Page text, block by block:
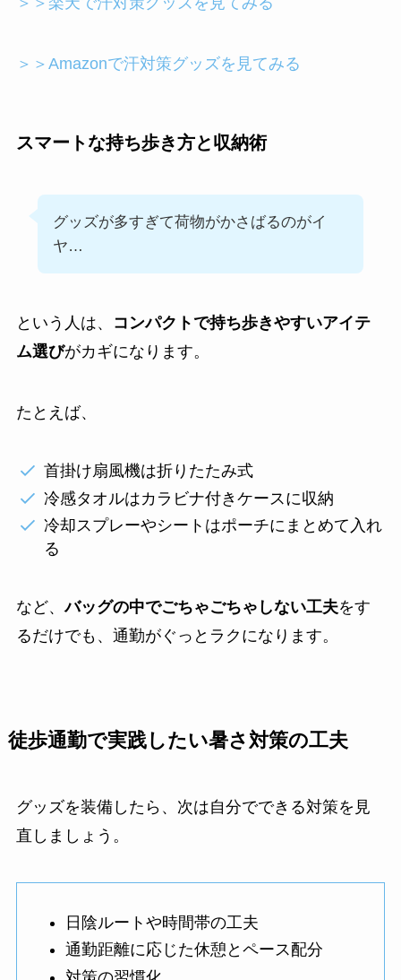
＞＞Amazonで汗対策グッズを見てみる
スマートな持ち歩き方と収納術
グッズが多すぎて荷物がかさばるのがイ
ヤ…
という人は、
コンパクトで持ち歩きやすいアイテ
ム選びがカギになります。
たとえば、
首掛け扇風機は折りたたみ式
冷感タオルはカラビナ付きケースに収納
冷却スプレーやシートはポーチにまとめて入れ
る
など、バッグの中でごちゃごちゃしない工夫をす
るだけでも、通勤がぐっとラクになります。
徒歩通勤で実践したい暑さ対策の工夫
グッズを装備したら、次は自分でできる対策を見
直しましょう。
日陰ルートや時間帯の工夫
通勤距離に応じた休憩とペース配分